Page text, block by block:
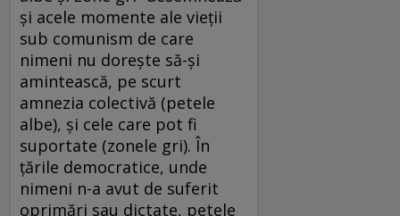
şi acele momente ale vieţii
sub comunism de care
nimeni nu doreşte să-şi
amintească, pe scurt
amnezia colectivă (petele
albe), şi cele care pot fi
suportate (zonele gri). În
ţările democratice, unde
nimeni n-a avut de suferit
oprimări sau dictate, petele